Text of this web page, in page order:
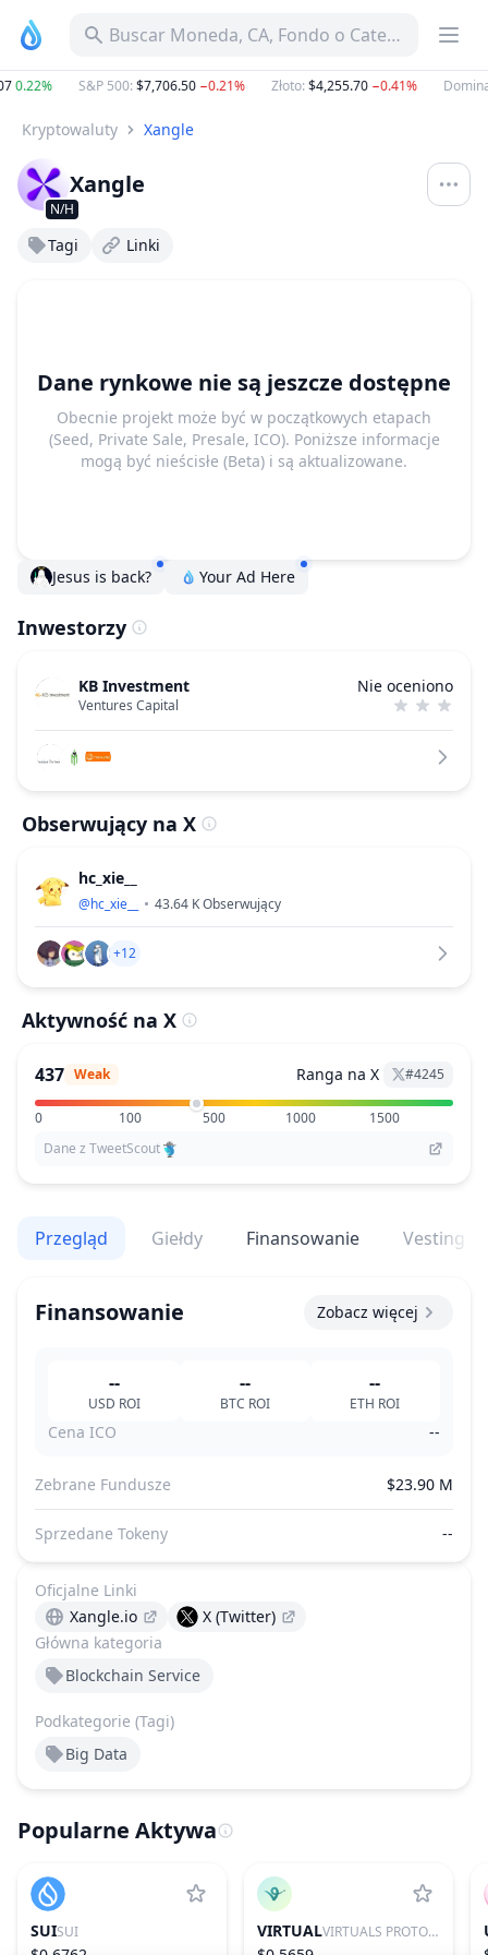
Buscar Moneda, CA, Fondo o Categoría
0.22% S&P 500:$7,706.50−0.21% Złoto:$4,255.70−0.41%
Kryptowaluty Xangle
N/H
Xangle
Tagi Linki
Dane rynkowe nie są jeszcze dostępne
Obecnie projekt może być w początkowych etapach
(Seed, Private Sale, Presale, ICO). Poniższe informacje
mogą być nieścisłe (Beta) i są aktualizowane.
Jesus is back? Your Ad Here
Inwestorzy
KB Investment
Ventures Capital
Nie oceniono
Obserwujący na X
hc_xie__
@hc_xie__ 43.64 KObserwujący
+12
Aktywność na X
437 Weak Ranga na X #4245
0 100 500 1000
1500
Dane z TweetScout
Przegląd Giełdy Finansowanie Vesting
Finansowanie Zobacz więcej
--
USD ROI
--
BTC ROI
--
ETH ROI
Cena ICO --
Zebrane Fundusze $23.90 M
Sprzedane Tokeny --
Główna kategoria
Blockchain Service
Podkategorie (Tagi)
Big Data
Oficjalne Linki
Xangle.io
X (Twitter)
Popularne Aktywa
SUISUI VIRTUAL VIRTUALS PROTOCOL